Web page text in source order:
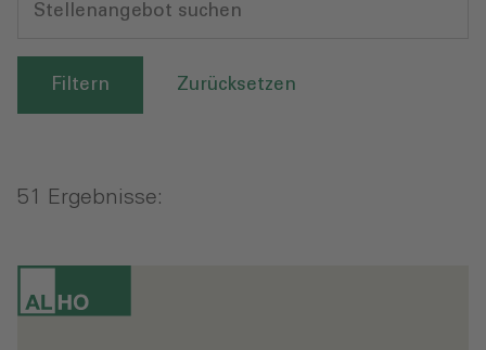
Stellenangebot suchen
Zurücksetzen
51 Ergebnisse: